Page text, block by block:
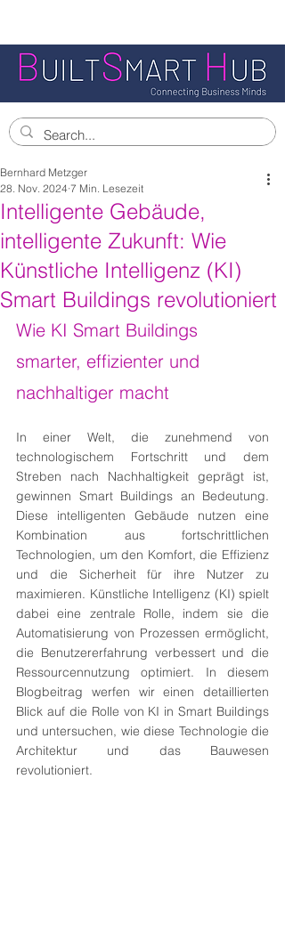
Intelligente Gebäude,
intelligente Zukunft: Wie
Künstliche Intelligenz (KI)
Smart Buildings revolutioniert
Bernhard Metzger
28. Nov. 2024 7 Min. Lesezeit
Wie KI Smart Buildings
smarter, effizienter und
nachhaltiger macht
In einer Welt, die zunehmend von
technologischem Fortschritt und dem
Streben nach Nachhaltigkeit geprägt ist,
gewinnen Smart Buildings an Bedeutung.
Diese intelligenten Gebäude nutzen eine
Kombination aus fortschrittlichen
Technologien, um den Komfort, die Effizienz
und die Sicherheit für ihre Nutzer zu
maximieren. Künstliche Intelligenz (KI) spielt
dabei eine zentrale Rolle, indem sie die
Automatisierung von Prozessen ermöglicht,
die Benutzererfahrung verbessert und die
Ressourcennutzung optimiert. In diesem
Blogbeitrag werfen wir einen detaillierten
Blick auf die Rolle von KI in Smart Buildings
und untersuchen, wie diese Technologie die
Architektur und das Bauwesen
revolutioniert.